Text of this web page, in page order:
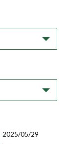
2025/05/29